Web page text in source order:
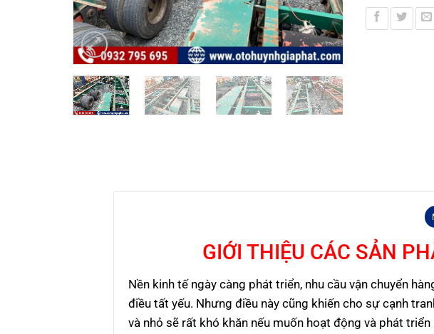
GIỚI THIỆU CÁC SẢN
Nền kinh tế ngày càng phát triển, nhu cầu vận chuyển
điều tất yếu. Nhưng điều này cũng khiến cho sự cạnh
và nhỏ sẽ rất khó khăn nếu muốn hoạt động và phát triển